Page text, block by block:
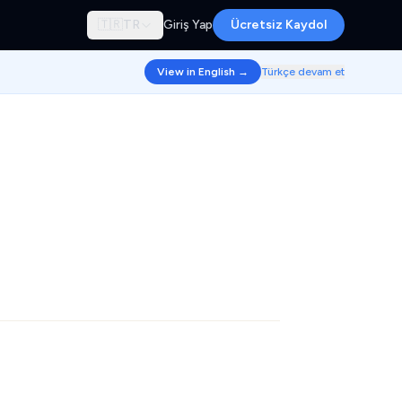
🇹🇷 TR Giriş Yap Ücretsiz Kaydol
View in English → Türkçe devam et